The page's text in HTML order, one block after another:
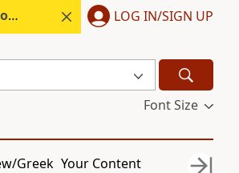
Start free. LOG IN/SIGN UP
Font Size
Greek Your Content